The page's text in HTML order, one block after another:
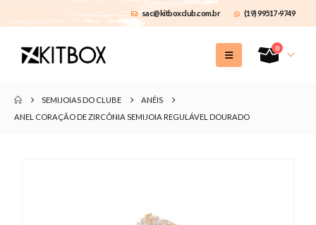
sac@kitboxclub.com.br (19) 99517-9749
0
SEMIJOIAS DO CLUBE
ANÉIS
ANEL CORAÇÃO DE ZIRCÔNIA SEMIJOIA REGULÁVEL DOURADO